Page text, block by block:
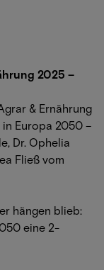
2025 –
& Ernährung
Europa 2050 –
Dr. Ophelia
Fließ vom
hängen blieb:
eine 2-